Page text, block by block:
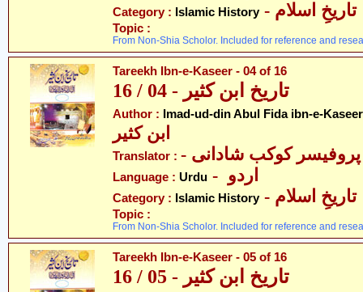
Category : Islamic History - تاریخِ اسلام
Topic :
From Non-Shia Scholor. Included for reference and
Tareekh Ibn-e-Kaseer - 04 of 16
تاریخ ابن کثیر - 04 / 16
Author : Imad-ud-din Abul Fida ibn-e-Kaseer
ابن کثیر
Translator : - پروفیسر کوکب شادانی
Language : Urdu
Category : Islamic History - تاریخِ اسلام
Topic :
From Non-Shia Scholor. Included for reference and
Tareekh Ibn-e-Kaseer - 05 of 16
تاریخ ابن کثیر - 05 / 16